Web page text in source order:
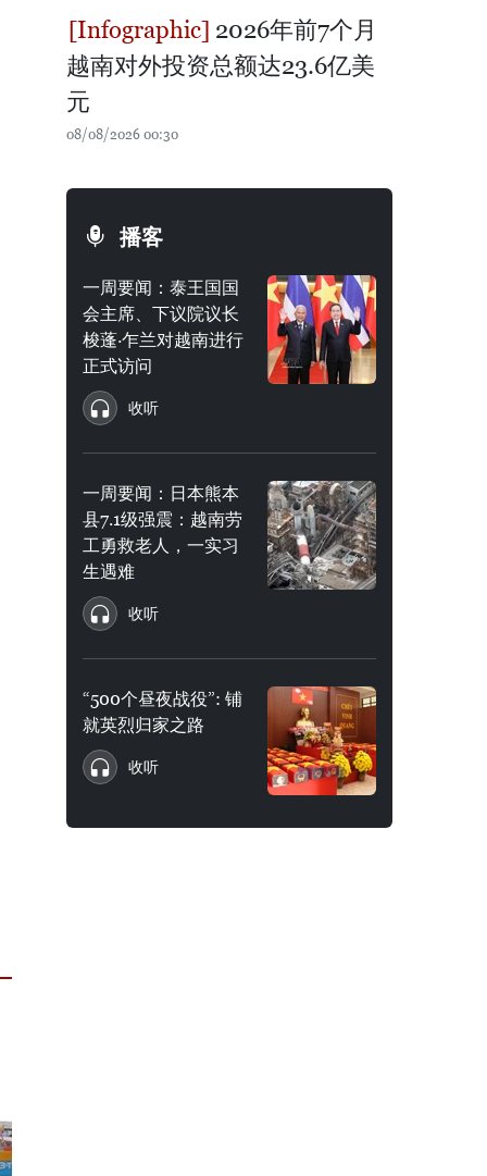
2026年前7个月
越南对外投资总额达23.6亿美
元
08/08/2026 00:30
播客
一周要闻：泰王国国
会主席、下议院议长
梭蓬·乍兰对越南进行
正式访问
收听
一周要闻：日本熊本
县7.1级强震：越南劳
工勇救老人，一实习
生遇难
收听
“500个昼夜战役”: 铺
就英烈归家之路
收听